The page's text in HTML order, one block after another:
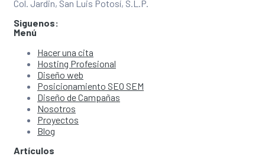
Col. Jardin, San Luis Potosí, S.L.P.
Siguenos:
Menú
Hacer una cita
Hosting Profesional
Diseño web
Posicionamiento SEO SEM
Diseño de Campañas
Nosotros
Proyectos
Blog
Artículos